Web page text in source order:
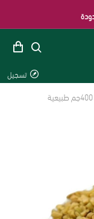
تسجيل